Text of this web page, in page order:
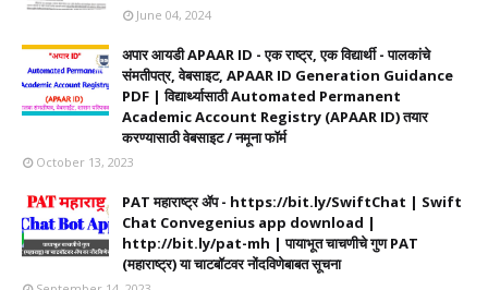
June 04, 2024
अपार आयडी APAAR ID - एक राष्ट्र, एक विद्यार्थी - पालकांचे
संमतीपत्र, वेबसाइट, APAAR ID Generation Guidance
PDF | विद्यार्थ्यासाठी Automated Permanent
Academic Account Registry (APAAR ID) तयार
करण्यासाठी वेबसाइट / नमूना फॉर्म
October 13, 2023
PAT महाराष्ट्र ॲप - https://bit.ly/SwiftChat | Swift
Chat Convegenius app download |
http://bit.ly/pat-mh | पायाभूत चाचणीचे गुण PAT
(महाराष्ट्र) या चाटबॉटवर नोंदविणेबाबत सूचना